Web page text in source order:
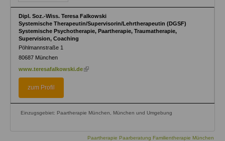
Dipl. Soz.-Wiss. Teresa Falkowski
Systemische Therapeutin/Supervisorin/Lehrtherapeutin (DGSF)
Systemische Psychotherapie, Paartherapie, Traumatherapie,
Supervision, Coaching
Pöhlmannstraße 1
80687 München
www.teresafalkowski.de (link
zum Profil
Einzugsgebiet: Paartherapie München, München und Umgebung
Paartherapie Paarberatung Familientherapie München